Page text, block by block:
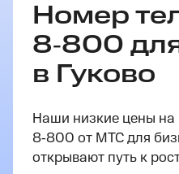
Номер
8‑800
в Гуково
Наши низкие цены на
8‑800 от МТС для
открывают путь к